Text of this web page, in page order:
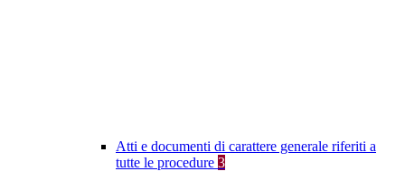
Atti e documenti di carattere generale riferiti a
tutte le procedure 3